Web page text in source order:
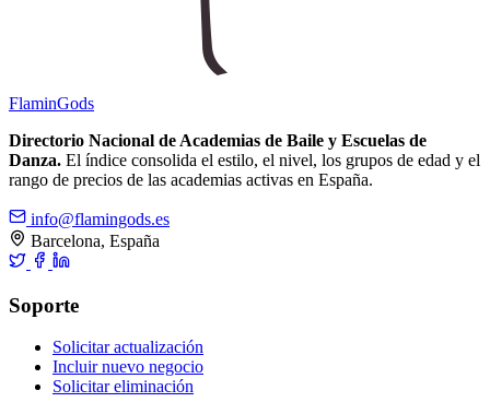
FlaminGods
Directorio Nacional de Academias de Baile y Escuelas de
Danza. El índice consolida el estilo, el nivel, los grupos de edad y el
rango de precios de las academias activas en España.
info@flamingods.es
Barcelona, España
Soporte
Solicitar actualización
Incluir nuevo negocio
Solicitar eliminación